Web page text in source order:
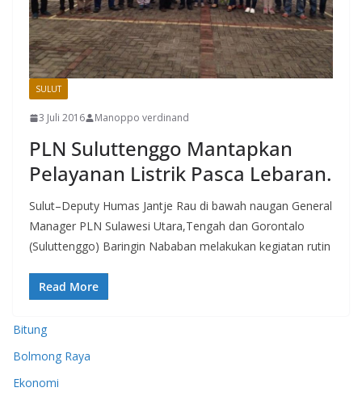
SULUT
3 Juli 2016 Manoppo verdinand
PLN Suluttenggo Mantapkan
Pelayanan Listrik Pasca Lebaran.
Sulut–Deputy Humas Jantje Rau di bawah naugan General
Manager PLN Sulawesi Utara,Tengah dan Gorontalo
(Suluttenggo) Baringin Nababan melakukan kegiatan rutin
Read More
Bitung
Bolmong Raya
Ekonomi